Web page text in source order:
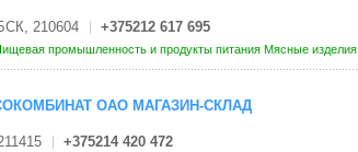
210604 +375212 617 695
промышленность и продукты питания Мясные изделия
ОАО МАГАЗИН-СКЛАД
+375214 420 472